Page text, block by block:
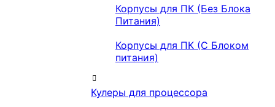
Корпусы для ПК (Без Блока
Питания)
Корпусы для ПК (С Блоком
питания)
Кулеры для процессора